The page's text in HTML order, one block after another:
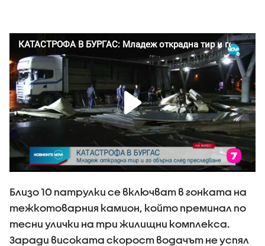
Близо 10 патрулки се включват в гонката на
тежкотоварния камион, който преминал по
тесни улички на три жилищни комплекса.
Заради високата скорост водачът не успял